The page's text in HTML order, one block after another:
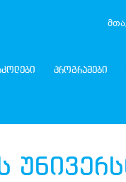
პროგრამები